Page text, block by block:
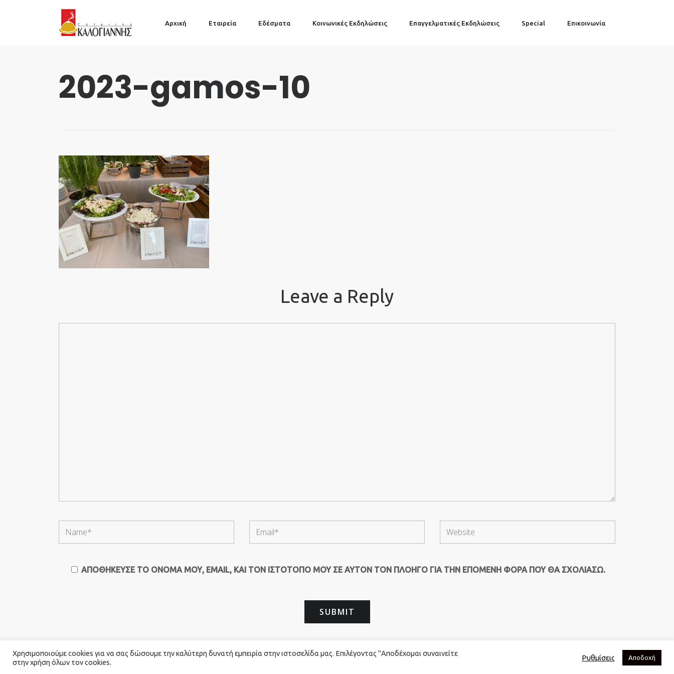
Αρχική Εταιρεία Εδέσματα Κοινωνικές Εκδηλώσεις Επαγγελματικές Εκδηλώσεις Special Επικοινωνία
2023-gamos-10
Leave a Reply
ΑΠΟΘΉΚΕΥΣΕ ΤΟ ΌΝΟΜΆ ΜΟΥ, EMAIL, ΚΑΙ ΤΟΝ ΙΣΤΌΤΟΠΟ ΜΟΥ ΣΕ ΑΥΤΌΝ ΤΟΝ ΠΛΟΗΓΌ ΓΙΑ ΤΗΝ ΕΠΌΜΕΝΗ ΦΟΡΆ ΠΟΥ ΘΑ ΣΧΟΛΙΆΣΩ.
© 2026 Καλογιαννης Catering. All Rights Reserved. - Powered by
Χρησιμοποιούμε cookies για να σας δώσουμε την καλύτερη δυνατή εμπειρία στην ιστοσελίδα μας. Επιλέγοντας "Αποδέχομαι συναινείτε
στην χρήση όλων τον cookies.
Ρυθμίσεις Αποδοχή